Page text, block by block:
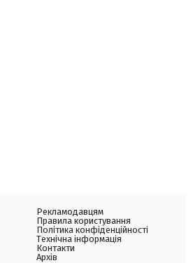
Рекламодавцям
Правила користування
Політика конфіденційності
Технічна інформація
Контакти
Архів